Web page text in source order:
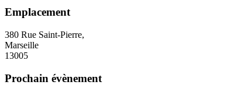
Emplacement
380 Rue Saint-Pierre,
Marseille
13005
Prochain évènement